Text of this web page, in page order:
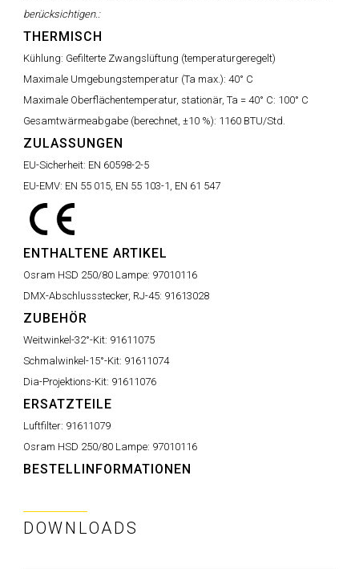
berücksichtigen.:
THERMISCH
Kühlung: Gefilterte Zwangslüftung (temperaturgeregelt)
Maximale Umgebungstemperatur (Ta max.): 40° C
Maximale Oberflächentemperatur, stationär, Ta = 40° C: 100° C
Gesamtwärmeabgabe (berechnet, ±10 %): 1160 BTU/Std.
ZULASSUNGEN
EU-Sicherheit: EN 60598-2-5
EU-EMV: EN 55 015, EN 55 103-1, EN 61 547
ENTHALTENE ARTIKEL
Osram HSD 250/80 Lampe: 97010116
DMX-Abschlussstecker, RJ-45: 91613028
ZUBEHÖR
Weitwinkel-32°-Kit: 91611075
Schmalwinkel-15°-Kit: 91611074
Dia-Projektions-Kit: 91611076
ERSATZTEILE
Luftfilter: 91611079
Osram HSD 250/80 Lampe: 97010116
BESTELLINFORMATIONEN
DOWNLOADS